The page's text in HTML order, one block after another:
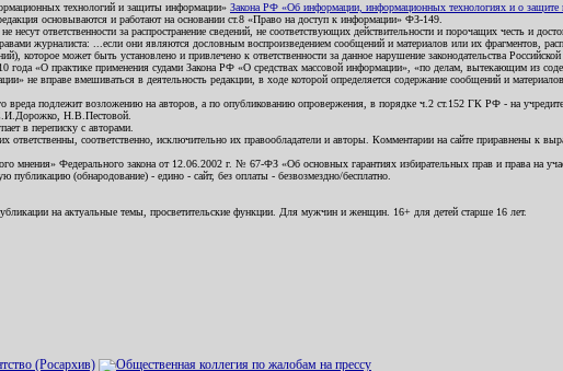
технологий и защиты информации» Закона РФ «Об информации, информационных технологиях и о
основываются и работают на основании ст.8 «Право на доступ к информации» ФЗ-149.
ответственности за распространение сведений, не соответствующих действительности и порочащих честь и
журналиста: ...если они являются дословным воспроизведением сообщений и материалов или их фрагментов,
которое может быть установлено и привлечено к ответственности за данное нарушение законодательства
«О практике применения судами Закона РФ «О средствах массовой информации», «по делам, вытекающим из
не вправе вмешиваться в деятельность редакции, в ходе которой определяется содержание сообщений и
подлежит возложению на авторов, а по опубликованию опровержения, в порядке ч.2 ст.152 ГК РФ - на
Н.В.Пестовой.
в переписку с авторами.
ответственны, соответственно, исключительно их правообладатели и авторы. Комментарии на сайте приравнены к
мнения» Федерального закона от 12.06.2002 г. № 67-ФЗ «Об основных гарантиях избирательных прав и права на
(обнародование) - едино - сайт, без оплаты - безвозмездно/бесплатно.
на актуальные темы, просветительские функции. Для мужчин и женщин. 16+ для детей старше 16 лет.